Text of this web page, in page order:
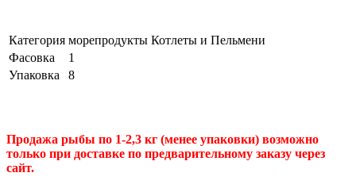
Категория морепродукты Котлеты и Пельмени
Фасовка
1
Упаковка
8
Продажа рыбы по 1-2,3 кг (менее упаковки) возможно
только при доставке по предварительному заказу через
сайт.